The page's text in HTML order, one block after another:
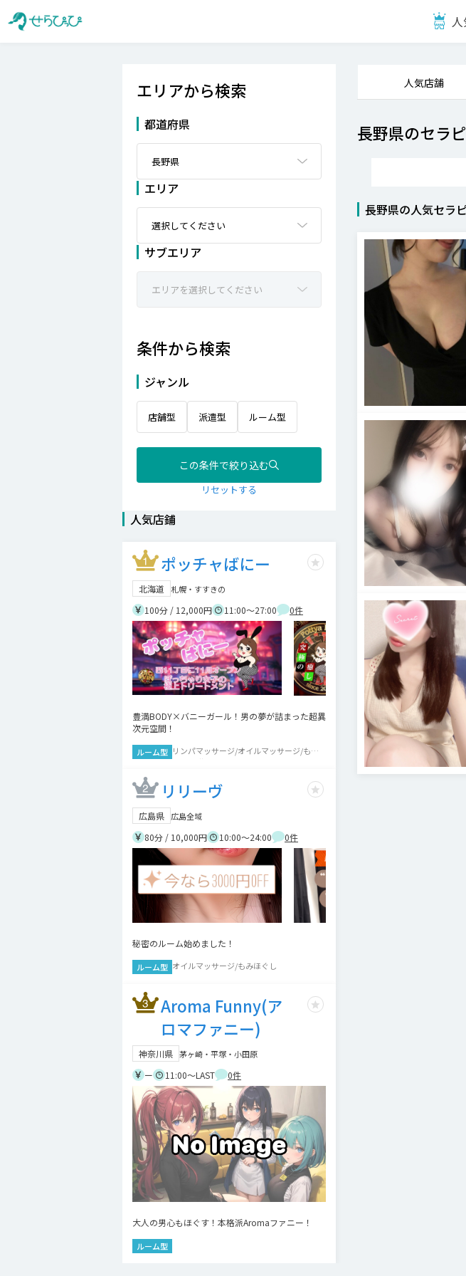
人気店舗
長野県のセラ
長野県の人気セラ
エリアから検索
都道府県
エリア
サブエリア
条件から検索
ジャンル
店舗型 派遣型 ルーム型
この条件で絞り込む
リセットする
人気店鋪
ポッチャばにー
北海道 札幌・すすきの
100分 / 12,000円 11:00～27:00 0件
豊満BODY×バニーガール！男の夢が詰まった超異
次元空間！
ルーム型 リンパマッサージ/オイルマッサージ/もみ
ほぐし/指圧
リリーヴ
広島県 広島全域
80分 / 10,000円 10:00～24:00 0件
秘密のルーム始めました！
ルーム型 オイルマッサージ/もみほぐし
Aroma Funny(ア
ロマファニー)
神奈川県 茅ヶ崎・平塚・小田原
ー 11:00～LAST 0件
大人の男心もほぐす！本格派Aromaファニー！
ルーム型